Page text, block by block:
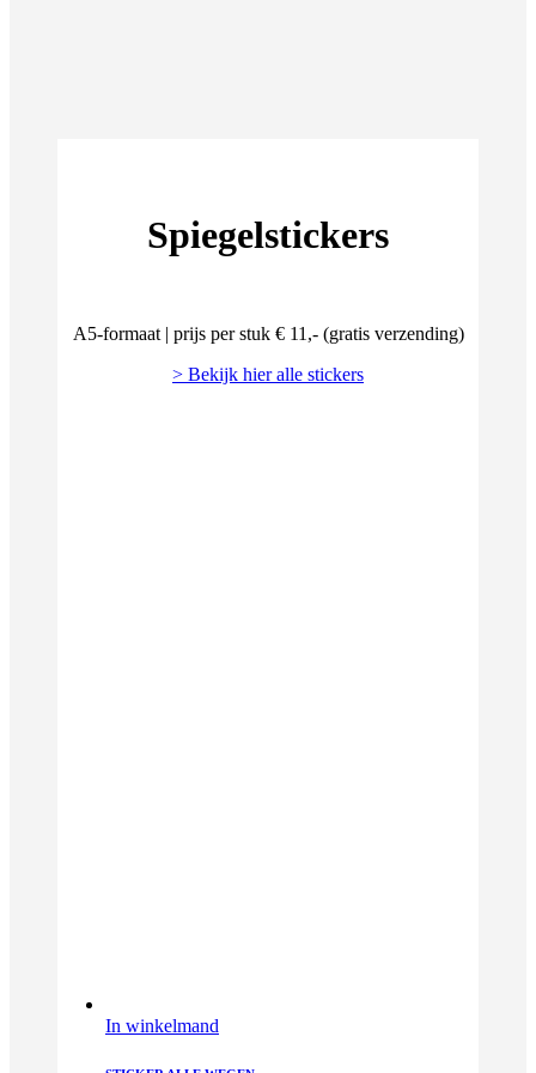
Spiegelstickers
A5-formaat | prijs per stuk € 11,- (gratis verzending)
> Bekijk hier alle stickers
In winkelmand